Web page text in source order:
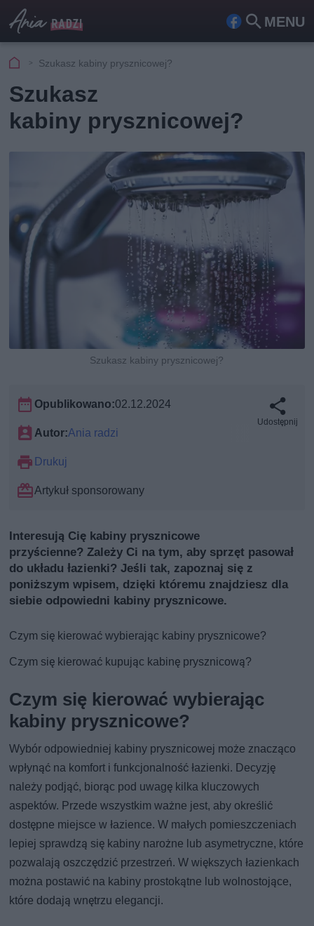
MENU
Fa Szu
Szukasz kabiny prysznicowej?
Szukasz
kabiny prysznicowej?
Szukasz kabiny prysznicowej?
Opublikowano:02.12.2024
Autor:Ania radzi
Drukuj
Artykuł sponsorowany
Udostępnij
Interesują Cię kabiny prysznicowe
przyścienne? Zależy Ci na tym, aby sprzęt pasował
do układu łazienki? Jeśli tak, zapoznaj się z
poniższym wpisem, dzięki któremu znajdziesz dla
siebie odpowiedni kabiny prysznicowe.
Czym się kierować wybierając kabiny prysznicowe?
Czym się kierować kupując kabinę prysznicową?
Czym się kierować wybierając
kabiny prysznicowe?
Wybór odpowiedniej kabiny prysznicowej może znacząco
wpłynąć na komfort i funkcjonalność łazienki. Decyzję
należy podjąć, biorąc pod uwagę kilka kluczowych
aspektów. Przede wszystkim ważne jest, aby określić
dostępne miejsce w łazience. W małych pomieszczeniach
lepiej sprawdzą się kabiny narożne lub asymetryczne, które
pozwalają oszczędzić przestrzeń. W większych łazienkach
można postawić na kabiny prostokątne lub wolnostojące,
które dodają wnętrzu elegancji.